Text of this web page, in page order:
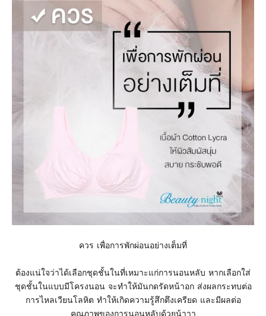
ควร เพื่อการพักผ่อนอย่างเต็มที่
ต้องแน่ใจว่าได้เลือกชุดชั้นในที่เหมาะแก่การนอนหลับ หากเลือกใส่
ชุดชั้นในแบบมีโครงนอน จะทำให้มันกดรัดหน้าอก ส่งผลกระทบต่อ
การไหลเวียนโลหิต ทำให้เกิดความรู้สึกตึงเครียด และมีผลต่อ